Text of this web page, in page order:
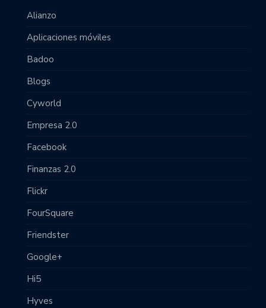
Alianzo
Aplicaciones móviles
Badoo
Blogs
Cyworld
Empresa 2.0
Facebook
Finanzas 2.0
Flickr
FourSquare
Friendster
Google+
Hi5
Hyves